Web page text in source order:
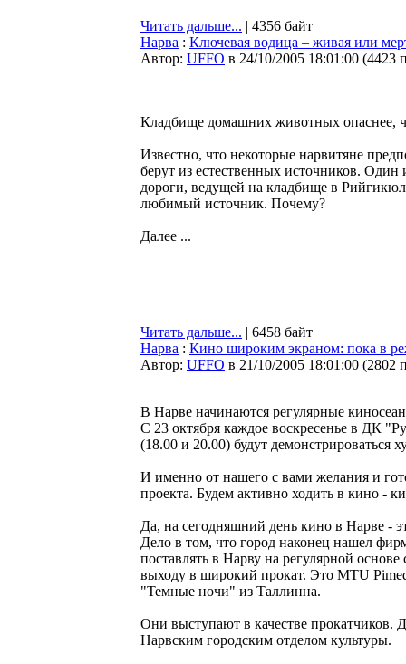
Читать дальше... | 4356 байт
Нарва : Ключевая водица – живая или
Автор: UFFO в 24/10/2005 18:01:00 (4423
Кладбище домашних животных опаснее,
Известно, что некоторые нарвитяне
берут из естественных источников.
дороги, ведущей на кладбище в
любимый источник. Почему?
Далее ...
Читать дальше... | 6458 байт
Нарва : Кино широким экраном: пока в
Автор: UFFO в 21/10/2005 18:01:00 (2802
В Нарве начинаются регулярные
C 23 октября каждое воскресенье в ДК
(18.00 и 20.00) будут демонстрироваться
И именно от нашего с вами желания и
проекта. Будем активно ходить в кино -
Да, на сегодняшний день кино в Нарве -
Дело в том, что город наконец нашел
поставлять в Нарву на регулярной
выходу в широкий прокат. Это MTU
"Темные ночи" из Таллинна.
Они выступают в качестве прокатчиков.
Нарвским городским отделом культуры.